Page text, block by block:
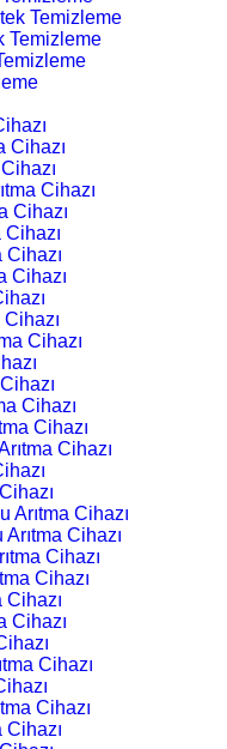
Temizleme
Temizleme
Cihazı
Cihazı
Cihazı
Cihazı
Cihazı
Cihazı
Cihazı
Cihazı
Cihazı
Cihazı
Arıtma Cihazı
Cihazı
Cihazı
Cihazı
Cihazı
Cihazı
Cihazı
Cihazı
Cihazı